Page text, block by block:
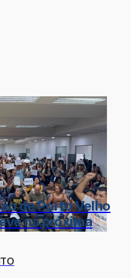
de Porto Velho
na próxima